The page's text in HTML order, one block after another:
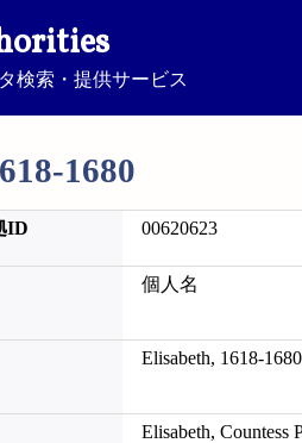
検索・提供サービス
1680
ID 00620623
個人名
Elisabeth, 1618-1680
Elisabeth, Countess